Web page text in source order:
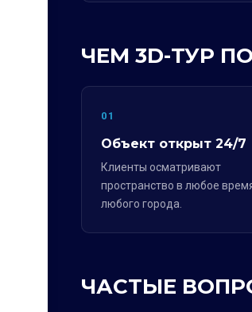
ЧЕМ 3D-ТУР
01
Объект открыт 24/7
Клиенты осматривают
пространство в любое
любого города.
ЧАСТЫЕ